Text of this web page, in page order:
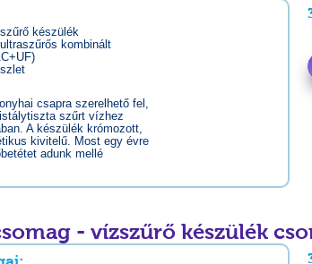
készülék
kombinált
csapra szerelhető fel,
szűrt vízhez
A készülék krómozott,
kivitelű. Most egy évre
adunk mellé
- vízszűrő készülék